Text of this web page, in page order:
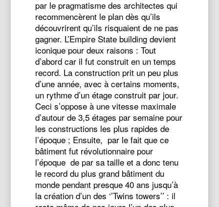
par le pragmatisme des architectes qui
recommencèrent le plan dès qu’ils
découvrirent qu’ils risquaient de ne pas
gagner. L’Empire State building devient
iconique pour deux raisons : Tout
d’abord car il fut construit en un temps
record. La construction prit un peu plus
d’une année, avec à certains moments,
un rythme d’un étage construit par jour.
Ceci s’oppose à une vitesse maximale
d’autour de 3,5 étages par semaine pour
les constructions les plus rapides de
l’époque ; Ensuite, par le fait que ce
bâtiment fut révolutionnaire pour
l’époque de par sa taille et a donc tenu
le record du plus grand bâtiment du
monde pendant presque 40 ans jusqu’à
la création d’un des ‘’Twins towers’’ : il